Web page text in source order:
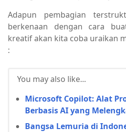
Adapun pembagian
berkenaan dengan cara
kreatif akan kita coba uraikan
:
You may also like...
Microsoft Copilot: Alat
Berbasis AI yang
Bangsa Lemuria di